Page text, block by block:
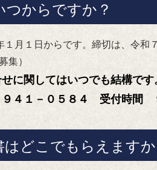
つからですか？
月１日からです。締切は、令和
集）
に関してはいつでも結構です
４１－０５８４ 受付時間
はどこでもらえますか